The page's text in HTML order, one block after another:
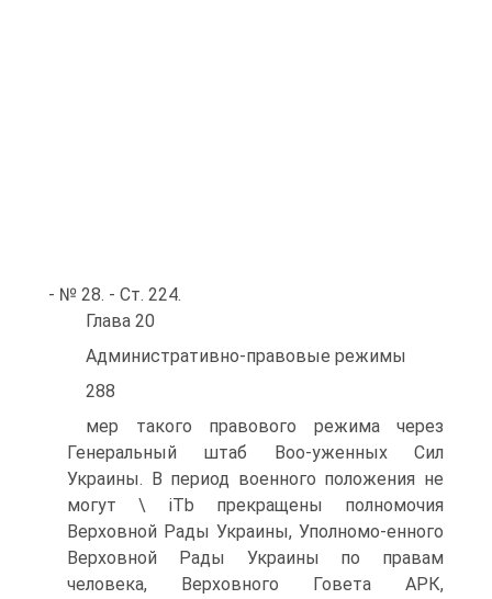
- № 28. - Ст. 224.
Глава 20
Административно-правовые режимы
288
мер такого правового режима через
Генеральный штаб Воо-уженных Сил
Украины. В период военного положения не
могут \ iTb прекращены полномочия
Верховной Рады Украины, Уполномо-енного
Верховной Рады Украины по правам
человека, Верховного Говета АРК,